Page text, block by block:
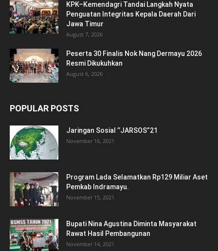
KPK–Kemendagri Tandai Langkah Nyata
Penguatan Integritas Kepala Daerah Dari
Jawa Timur
August 7, 2026
Peserta 30 Finalis Nok Nang Dermayu 2026
Resmi Dikukuhkan
August 6, 2026
POPULAR POSTS
Jaringan Sosial ’’JARSOS”21
November 16, 2021
Program Lada Selamatkan Rp129 Miliar Aset
Pemkab Indramayu.
November 15, 2021
Bupati Nina Agustina Diminta Masyarakat
Rawat Hasil Pembangunan
November 14, 2021